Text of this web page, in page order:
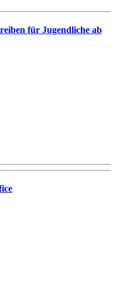
für Jugendliche ab